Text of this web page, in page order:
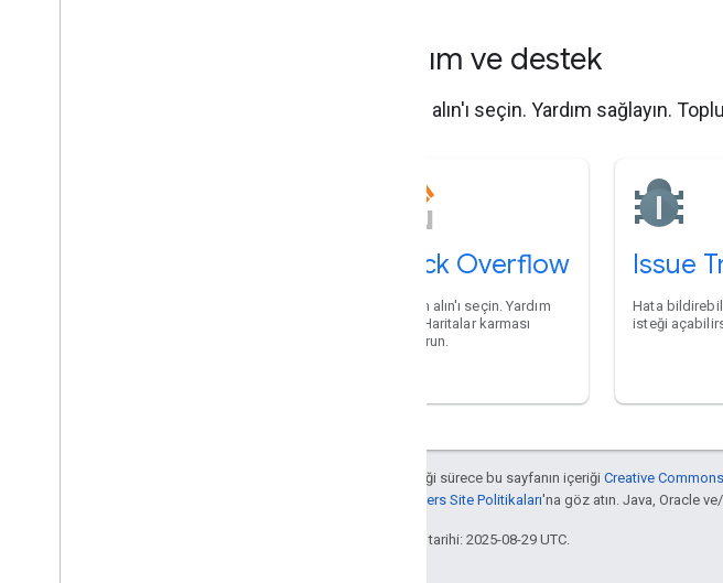
Yardım ve destek
Yardım alın'ı seçin. Yardım sağlayın.
Stack Overflow
Yardım alın'ı seçin. Yardım
verin. Haritalar karması
oluşturun.
Issue
Hata
isteği
Aksi belirtilmediği sürece bu sayfanın içeriği Creative
Google Developers Site Politikaları'na göz atın. Java, Oracle
Son güncelleme tarihi: 2025-08-29 UTC.